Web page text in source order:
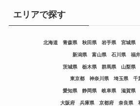
エリアで探す
北海道 青森県 秋田県 岩手県 宮城県
新潟県 富山県 石川県 福
茨城県 栃木県 群馬県 山梨県
東京都 神奈川県 埼玉県 千
愛知県 静岡県 岐阜県 滋賀県
大阪府 兵庫県 京都府 奈良県